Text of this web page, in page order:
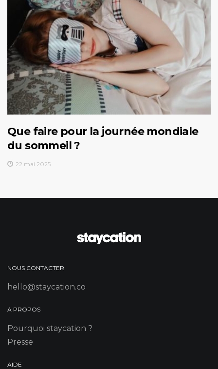
Que faire pour la journée mondiale
du sommeil ?
22 mai 2025
NOUS CONTACTER
hello@staycation.co
A PROPOS
Pourquoi staycation ?
Presse
AIDE